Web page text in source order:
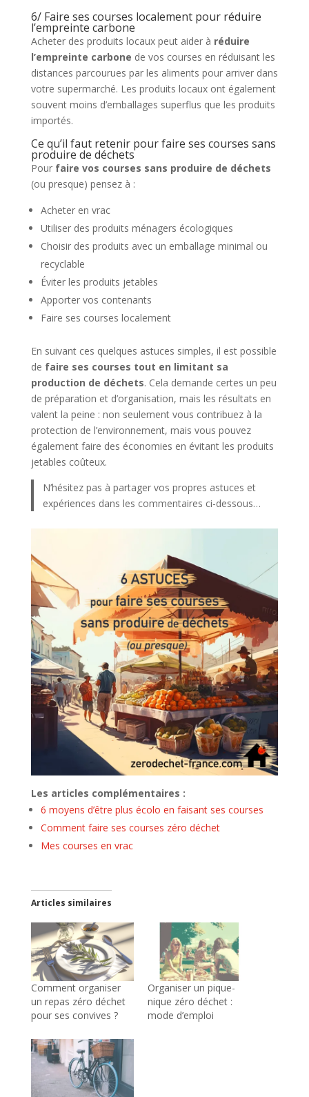
6/ Faire ses courses localement pour réduire
l’empreinte carbone
Acheter des produits locaux peut aider à réduire
l’empreinte carbone de vos courses en réduisant les
distances parcourues par les aliments pour arriver dans
votre supermarché. Les produits locaux ont également
souvent moins d’emballages superflus que les produits
importés.
Ce qu’il faut retenir pour faire ses courses sans
produire de déchets
Pour faire vos courses sans produire de déchets
(ou presque) pensez à :
Acheter en vrac
Utiliser des produits ménagers écologiques
Choisir des produits avec un emballage minimal ou
recyclable
Éviter les produits jetables
Apporter vos contenants
Faire ses courses localement
En suivant ces quelques astuces simples, il est possible
de faire ses courses tout en limitant sa
production de déchets. Cela demande certes un peu
de préparation et d’organisation, mais les résultats en
valent la peine : non seulement vous contribuez à la
protection de l’environnement, mais vous pouvez
également faire des économies en évitant les produits
jetables coûteux.
N’hésitez pas à partager vos propres astuces et
expériences dans les commentaires ci-dessous…
Les articles complémentaires :
6 moyens d’être plus écolo en faisant ses courses
Comment faire ses courses zéro déchet
Mes courses en vrac
Articles similaires
Comment organiser
un repas zéro déchet
pour ses convives ?
Organiser un pique-
nique zéro déchet :
mode d’emploi